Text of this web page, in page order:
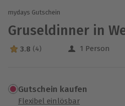
mydays Gutschein
Gruseldinner in
3.8 Sterne von 5 aus 4
3.8 (4) 1 Person
Gutschein kaufen
Flexibel einlösbar